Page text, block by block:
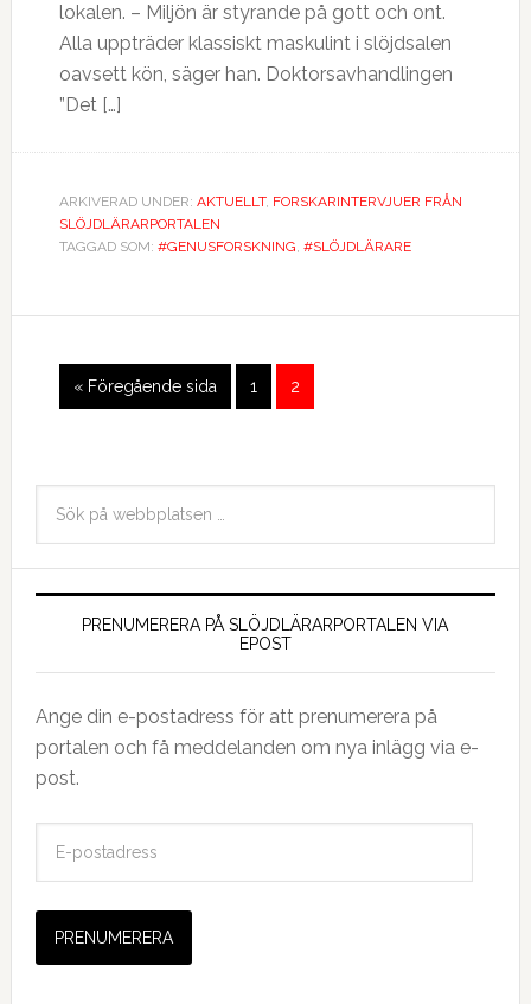
lokalen. – Miljön är styrande på gott och ont.
Alla uppträder klassiskt maskulint i slöjdsalen
oavsett kön, säger han. Doktorsavhandlingen
”Det […]
ARKIVERAD UNDER: AKTUELLT, FORSKARINTERVJUER FRÅN
SLÖJDLÄRARPORTALEN
TAGGAD SOM: #GENUSFORSKNING, #SLÖJDLÄRARE
« Föregående sida 1 2
PRENUMERERA PÅ SLÖJDLÄRARPORTALEN VIA
EPOST
Ange din e-postadress för att prenumerera på
portalen och få meddelanden om nya inlägg via e-
post.
s